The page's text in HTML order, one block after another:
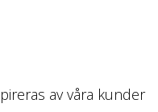
av våra kunder